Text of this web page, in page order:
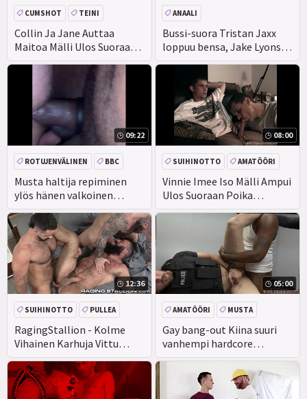
Collin Ja Jane Auttaa
Maitoa Mälli Ulos Suoraan
Poika Brad
CUMSHOT
TEINI
AMATÖÖRI
CEEINJECT. GEN! EV
Bussi-suora Tristan Jaxx
loppuu bensa, Jake Lyons
auttaa hänet ulos
ANAALI
09:22
Musta haltija repiminen
ylös hänen valkoinen
Alistettu huolimaton
märkä paikka yhteensä
hänen omistaja raaka cum
vuotaa ulos
ROTUJENVÄLINEN BBC
08:00
Vinnie Imee Iso Mälli Ampui
Ulos Suoraan Poika
Marshall
SUIHINOTTO AMATÖÖRI
12:36
RagingStallion - Kolme
Vihainen Karhuja Vittu
Helvettiin Toisistaan!
SUIHINOTTO
PULLEA
CEEINJECT. GEN! EV
PERSE
05:00
Gay bang-out Kiina suuri
vanhempi hardcore
laitoimme hänet
murskaamaan paskat ulos
AMATÖÖRI
MUSTA
RYHMÄ